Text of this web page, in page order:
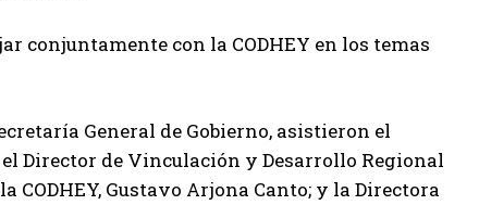
conjuntamente con la CODHEY en los temas
General de Gobierno, asistieron el
el Director de Vinculación y Desarrollo Regional
CODHEY, Gustavo Arjona Canto; y la Directora